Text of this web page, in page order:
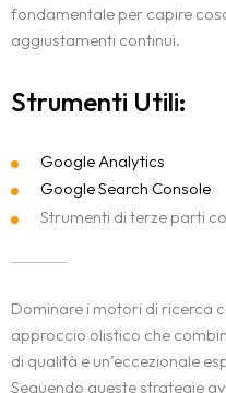
fondamentale per capire
aggiustamenti continui.
Strumenti Utili:
Google Analytics
Google Search Console
Strumenti di terze parti
Dominare i motori di ricerca
approccio olistico che
di qualità e un’eccezionale
Seguendo queste strategie